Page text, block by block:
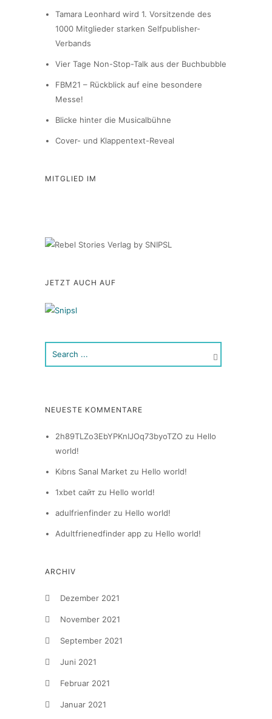
Tamara Leonhard wird 1. Vorsitzende des
1000 Mitglieder starken Selfpublisher-
Verbands
Vier Tage Non-Stop-Talk aus der Buchbubble
FBM21 – Rückblick auf eine besondere
Messe!
Blicke hinter die Musicalbühne
Cover- und Klappentext-Reveal
MITGLIED IM
JETZT AUCH AUF
NEUESTE KOMMENTARE
2h89TLZo3EbYPKnIJOq73byoTZO zu Hello
world!
Kıbrıs Sanal Market zu Hello world!
1xbet сайтzu Hello world!
adulfrienfinderzu Hello world!
Adultfrienedfinder appzu Hello world!
ARCHIV
Dezember 2021
November 2021
September 2021
Juni 2021
Februar 2021
Januar 2021